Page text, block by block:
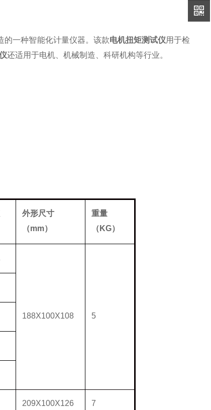
的一种智能化计量仪器。该款电机扭矩测试仪用于检
还适用于电机、机械制造、科研机构等行业。
外形尺寸
（mm）
重量
（KG）
188X100X108 5
209X100X126 7